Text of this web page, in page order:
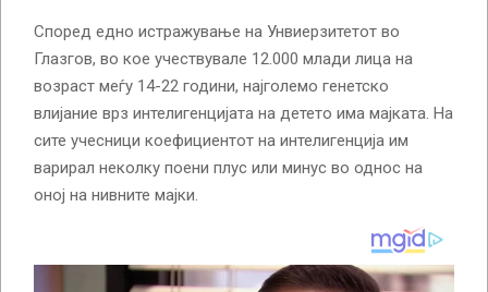
Според едно истражување на Унвиерзитетот во
Глазгов, во кое учествувале 12.000 млади лица на
возраст меѓу 14-22 години, најголемо генетско
влијание врз интелигенцијата на детето има мајката. На
сите учесници коефициентот на интелигенција им
варирал неколку поени плус или минус во однос на
оној на нивните мајки.